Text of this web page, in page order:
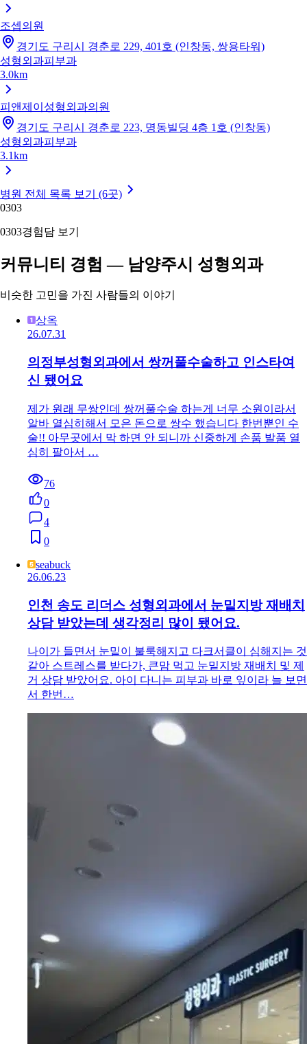
조셉의원
경기도 구리시 경춘로 229, 401호 (인창동, 쌍용타워)
성형외과피부과
3.0km
피앤제이성형외과의원
경기도 구리시 경춘로 223, 명동빌딩 4층 1호 (인창동)
성형외과피부과
3.1km
병원 전체 목록 보기 (6곳)
0303
0303경험담 보기
커뮤니티 경험 — 남양주시 성형외과
비슷한 고민을 가진 사람들의 이야기
상옥
26.07.31
의정부성형외과에서 쌍꺼풀수술하고 인스타여
신 됐어요
제가 원래 무쌍인데 쌍꺼풀수술 하는게 너무 소원이라서
알바 열심히해서 모은 돈으로 쌍수 했습니다 한번뿐인 수
술!! 아무곳에서 막 하면 안 되니까 신중하게 손품 발품 열
심히 팔아서 …
76
0
4
0
seabuck
26.06.23
인천 송도 리더스 성형외과에서 눈밑지방 재배치
상담 받았는데 생각정리 많이 됐어요.
나이가 들면서 눈밑이 불룩해지고 다크서클이 심해지는 것
같아 스트레스를 받다가, 큰맘 먹고 눈밑지방 재배치 및 제
거 상담 받았어요. 아이 다니는 피부과 바로 잎이라 늘 보면
서 한번…